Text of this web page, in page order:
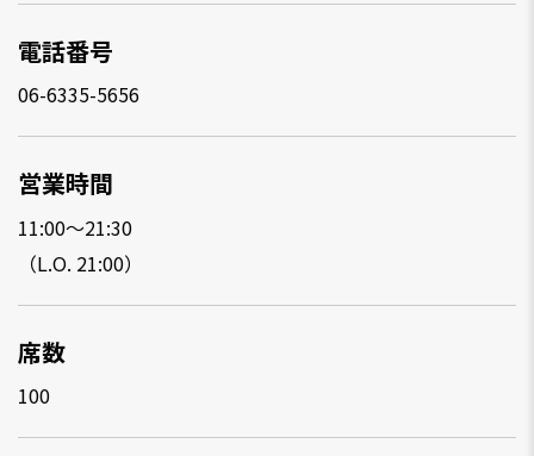
電話番号
06-6335-5656
営業時間
11:00～21:30
（L.O. 21:00）
席数
100